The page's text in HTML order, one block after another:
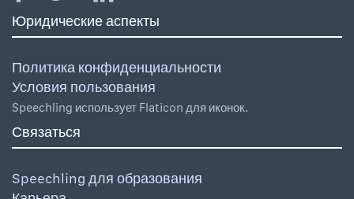
Юридические аспекты
Политика конфиденциальности
Условия пользования
Speechling использует Flaticon для иконок.
Связаться
Speechling для образования